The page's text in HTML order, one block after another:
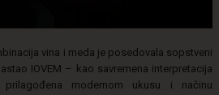
vina i meda je posedovala sopstveni
IOVEM – kao savremena interpretacija
modernom ukusu i načinu